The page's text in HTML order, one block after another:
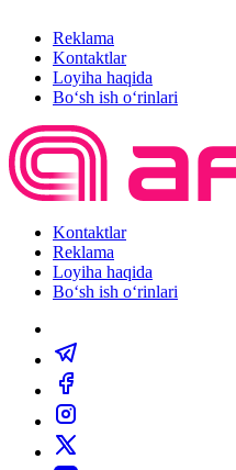
Reklama
Kontaktlar
Loyiha haqida
Bo‘sh ish o‘rinlari
Kontaktlar
Reklama
Loyiha haqida
Bo‘sh ish o‘rinlari